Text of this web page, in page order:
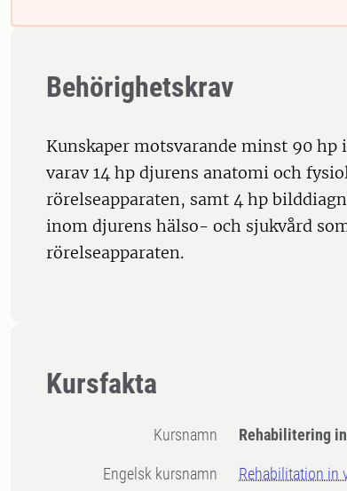
Behörighetskrav
Kunskaper motsvarande minst 90
varav 14 hp djurens anatomi och
rörelseapparaten, samt 4 hp
inom djurens hälso- och sjukvård
rörelseapparaten.
Kursfakta
Kursnamn Rehabilitering
Engelsk kursnamn Rehabilitation in